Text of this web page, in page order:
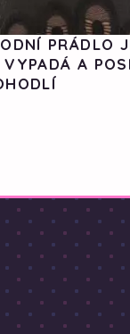
PRÁDLO
VYPADÁ A